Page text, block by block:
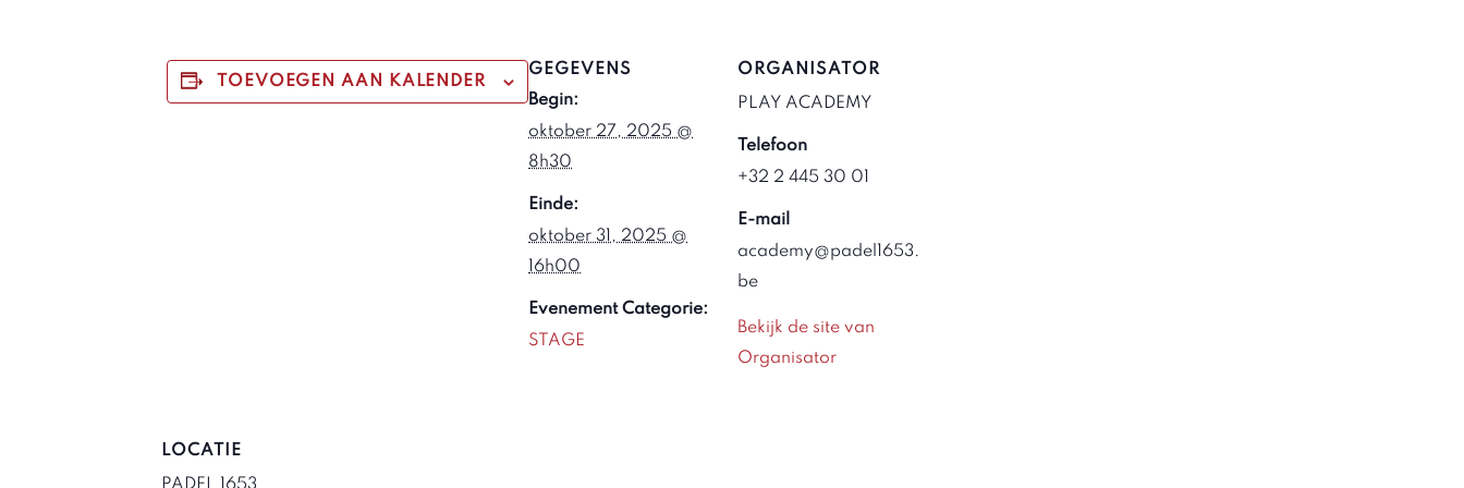
TOEVOEGEN AAN KALENDER
GEGEVENS
Begin:
oktober 27, 2025 @
8h30
Einde:
oktober 31, 2025 @
16h00
Evenement Categorie:
STAGE
ORGANISATOR
PLAY ACADEMY
Telefoon
+32 2 445 30 01
E-mail
academy@padel1653.
be
Bekijk de site van
Organisator
LOCATIE